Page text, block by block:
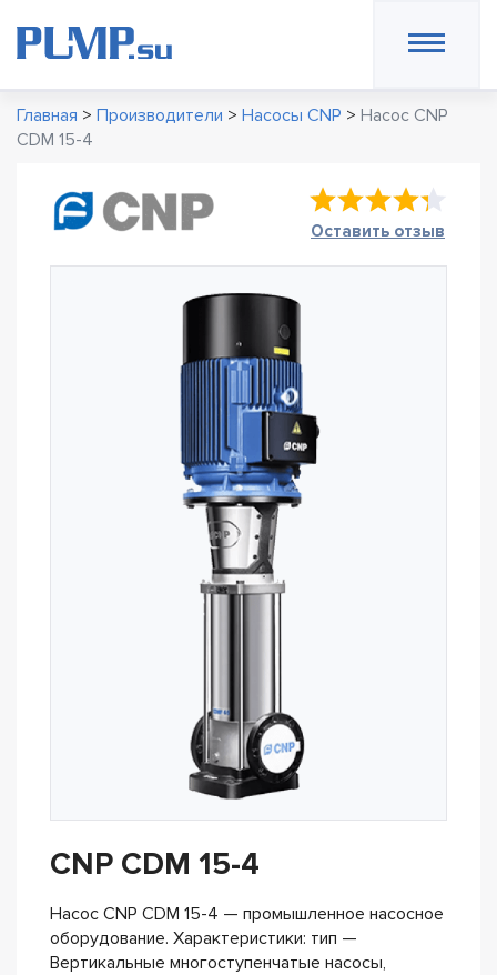
Главная > Производители > Насосы CNP > Насос CNP
CDM 15-4
Оставить отзыв
CNP CDM 15-4
Насос CNP CDM 15-4 — промышленное насосное
оборудование. Характеристики: тип —
Вертикальные многоступенчатые насосы,